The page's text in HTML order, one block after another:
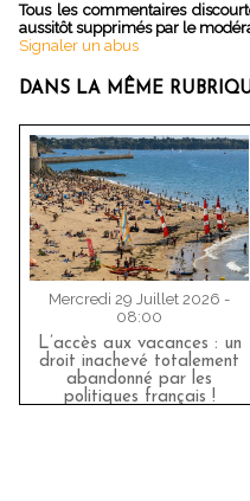
Tous les commentaires
aussitôt supprimés par le
Signaler un abus
DANS LA MÊME
Mercredi 29 Juillet 2026 -
08:00
L’accès aux vacances : un
droit inachevé totalement
abandonné par les
politiques français !